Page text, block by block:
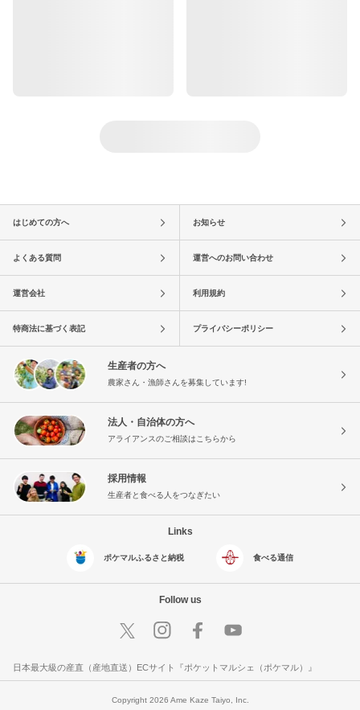
はじめての方へ お知らせ
よくある質問 運営へのお問い合わせ
運営会社 利用規約
特商法に基づく表記 プライバシーポリシー
生産者の方へ
農家さん・漁師さんを募集しています!
法人・自治体の方へ
アライアンスのご相談はこちらから
採用情報
生産者と食べる人をつなぎたい
Links
ポケマルふるさと納税 食べる通信
Follow us
日本最大級の産直（産地直送）ECサイト『ポケットマルシェ（ポケマル）』
Copyright 2026 Ame Kaze Taiyo, Inc.